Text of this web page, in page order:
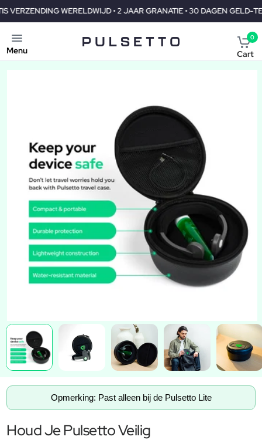
• 2 JAAR GRANATIE • 30 DAGEN GELD-TERUG GRATIS
Menu
0
Cart
Opmerking: Past alleen bij de Pulsetto Lite
Houd Je Pulsetto Veilig